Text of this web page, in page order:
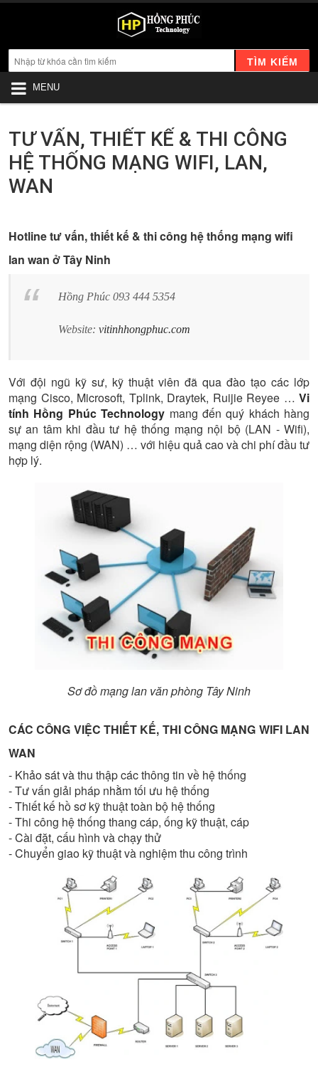
TÌM KIẾM
MENU
TƯ VẤN, THIẾT KẾ & THI CÔNG
HỆ THỐNG MẠNG WIFI, LAN,
WAN
Hotline tư vấn, thiết kế & thi công hệ thống mạng wifi
lan wan ở Tây Ninh
Hồng Phúc 093 444 5354
Website: vitinhhongphuc.com
Với đội ngũ kỹ sư, kỹ thuật viên đã qua đào tạo các lớp
mạng Cisco, Microsoft, Tplink, Draytek, Ruijie Reyee … Vi
tính Hồng Phúc Technology mang đến quý khách hàng
sự an tâm khi đầu tư hệ thống mạng nội bộ (LAN - Wifi),
mạng diện rộng (WAN) … với hiệu quả cao và chi phí đầu tư
hợp lý.
Sơ đồ mạng lan văn phòng Tây Ninh
CÁC CÔNG VIỆC THIẾT KẾ, THI CÔNG MẠNG WIFI LAN
WAN
- Khảo sát và thu thập các thông tin về hệ thống
- Tư vấn giải pháp nhằm tối ưu hệ thống
- Thiết kế hồ sơ kỹ thuật toàn bộ hệ thống
- Thi công hệ thống thang cáp, ống kỹ thuật, cáp
- Cài đặt, cấu hình và chạy thử
- Chuyển giao kỹ thuật và nghiệm thu công trình